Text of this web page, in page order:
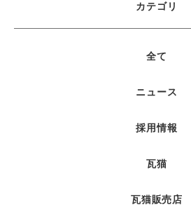
カテゴリ
全て
ニュース
採用情報
瓦猫
瓦猫販売店